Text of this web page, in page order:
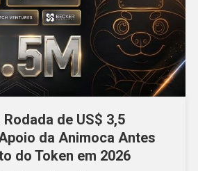
Rodada de US$ 3,5
da Animoca Antes
do Token em 2026